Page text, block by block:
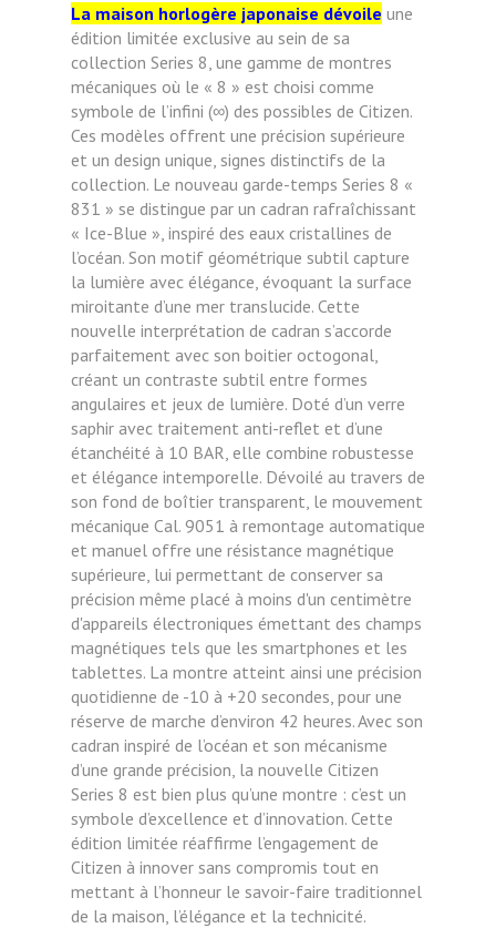
La maison horlogère japonaise dévoile une
édition limitée exclusive au sein de sa
collection Series 8, une gamme de montres
mécaniques où le « 8 » est choisi comme
symbole de l’infini (∞) des possibles de Citizen.
Ces modèles offrent une précision supérieure
et un design unique, signes distinctifs de la
collection. Le nouveau garde-temps Series 8 «
831 » se distingue par un cadran rafraîchissant
« Ice-Blue », inspiré des eaux cristallines de
l’océan. Son motif géométrique subtil capture
la lumière avec élégance, évoquant la surface
miroitante d’une mer translucide. Cette
nouvelle interprétation de cadran s’accorde
parfaitement avec son boitier octogonal,
créant un contraste subtil entre formes
angulaires et jeux de lumière. Doté d’un verre
saphir avec traitement anti-reflet et d’une
étanchéité à 10 BAR, elle combine robustesse
et élégance intemporelle. Dévoilé au travers de
son fond de boîtier transparent, le mouvement
mécanique Cal. 9051 à remontage automatique
et manuel offre une résistance magnétique
supérieure, lui permettant de conserver sa
précision même placé à moins d'un centimètre
d'appareils électroniques émettant des champs
magnétiques tels que les smartphones et les
tablettes. La montre atteint ainsi une précision
quotidienne de -10 à +20 secondes, pour une
réserve de marche d’environ 42 heures. Avec son
cadran inspiré de l’océan et son mécanisme
d’une grande précision, la nouvelle Citizen
Series 8 est bien plus qu’une montre : c’est un
symbole d’excellence et d’innovation. Cette
édition limitée réaffirme l’engagement de
Citizen à innover sans compromis tout en
mettant à l’honneur le savoir-faire traditionnel
de la maison, l’élégance et la technicité.